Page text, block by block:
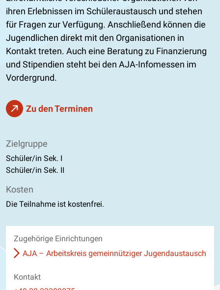
ihren Erlebnissen im Schüleraustausch und stehen
für Fragen zur Verfügung. Anschließend können die
Jugendlichen direkt mit den Organisationen in
Kontakt treten. Auch eine Beratung zu Finanzierung
und Stipendien steht bei den AJA-Infomessen im
Vordergrund.
Zu den Terminen
Zielgruppe
Schüler/in Sek. I
Schüler/in Sek. II
Kosten
Die Teilnahme ist kostenfrei.
Zugehörige Einrichtungen
AJA – Arbeitskreis gemeinnütziger Jugendaustausch
Kontakt